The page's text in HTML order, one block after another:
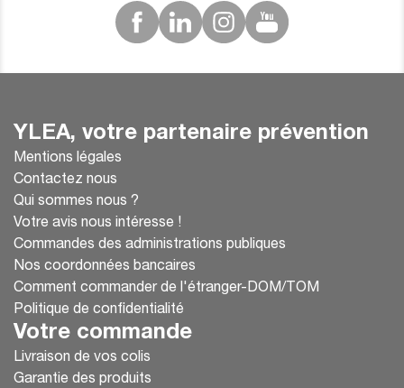
YLEA, votre partenaire prévention
Mentions légales
Contactez nous
Qui sommes nous ?
Votre avis nous intéresse !
Commandes des administrations publiques
Nos coordonnées bancaires
Comment commander de l'étranger-DOM/TOM
Politique de confidentialité
Votre commande
Livraison de vos colis
Garantie des produits